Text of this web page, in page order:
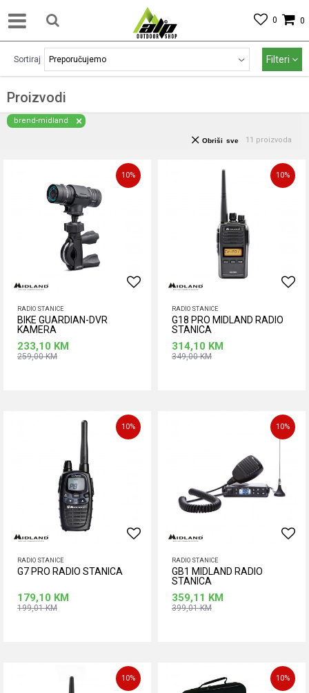
0
0
Proizvodi
Sortiraj Filteri
brend-midland
11 proizvoda
Obriši sve
10%
RADIO STANICE
BIKE GUARDIAN-DVR
KAMERA
233,10 KM
259,00KM
10%
RADIO STANICE
G18 PRO MIDLAND RADIO
STANICA
314,10 KM
349,00KM
10%
RADIO STANICE
G7 PRO RADIO STANICA
179,10 KM
199,01KM
10%
RADIO STANICE
GB1 MIDLAND RADIO
STANICA
359,11 KM
399,01KM
10% 10%